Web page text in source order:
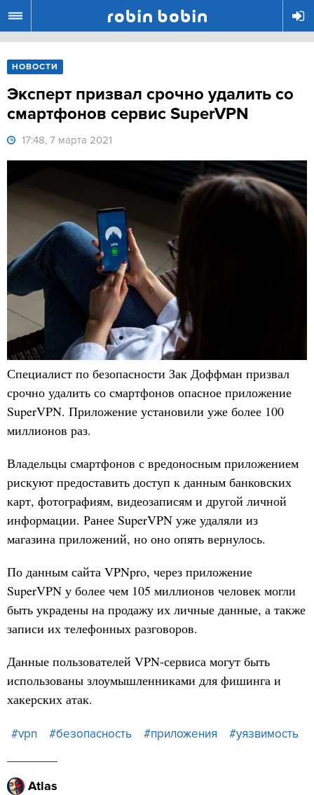
НОВОСТИ
Эксперт призвал срочно удалить со
смартфонов сервис SuperVPN
17:48, 7 марта 2021
Специалист по безопасности Зак Доффман призвал
срочно удалить со смартфонов опасное приложение
SuperVPN. Приложение установили уже более 100
миллионов раз.
Владельцы смартфонов с вредоносным приложением
рискуют предоставить доступ к данным банковских
карт, фотографиям, видеозаписям и другой личной
информации. Ранее SuperVPN уже удаляли из
магазина приложений, но оно опять вернулось.
По данным сайта VPNpro, через приложение
SuperVPN у более чем 105 миллионов человек могли
быть украдены на продажу их личные данные, а также
записи их телефонных разговоров.
Данные пользователей VPN-сервиса могут быть
использованы злоумышленниками для фишинга и
хакерских атак.
#vpn #безопасность #приложения #уязвимость
Atlas